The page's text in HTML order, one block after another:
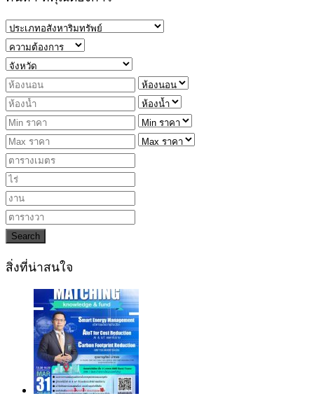
Search
สิ่งที่น่าสนใจ